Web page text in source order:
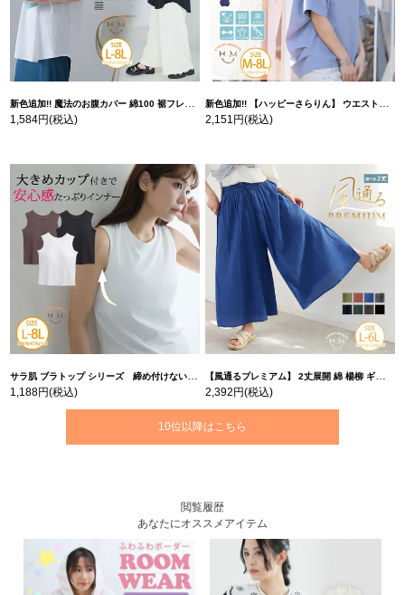
新色追加!! 魔法のお腹カバー 綿100 裾フレア Tシャツ | 大きいサイズの通販ならハッピーマリリン
1,584円(税込)
新色追加!! 【ハッピーさらりん】 ウエストタック入り スッキリ魅せ コクーントップス | 大きいサイズの通販ならハッピーマリリン
2,151円(税込)
サラ肌 ブラトップ シリーズ 締め付けない リブ タンクトップ | 大きいサイズの通販ならハッピーマリリン
1,188円(税込)
【風通るプレミアム】 2丈展開 綿 楊柳 ギャザー フレア スカンツ 【ウェストゴム】 | 大きいサイズの通販ならハッピーマリリン
2,392円(税込)
10位以降はこちら
閲覧履歴
あなたにオススメアイテム